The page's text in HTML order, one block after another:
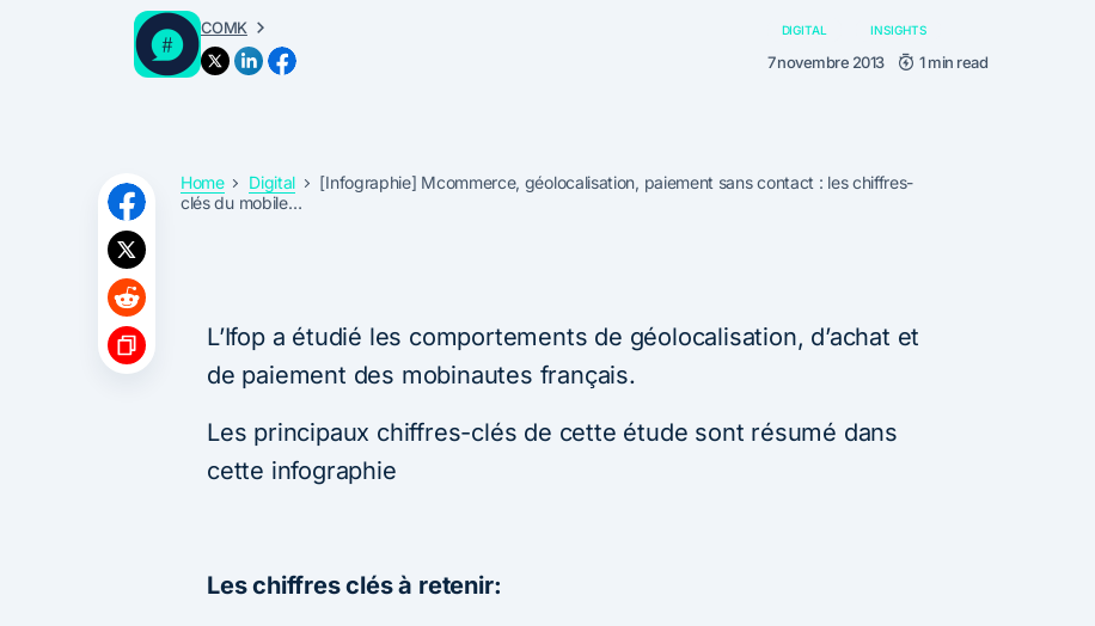
COMK DIGITAL INSIGHTS
7 novembre 2013 1 min read
Home Digital
[Infographie] Mcommerce, géolocalisation, paiement sans contact : les chiffres-
clés du mobile…
L’Ifop a étudié les comportements de géolocalisation, d’achat et
de paiement des mobinautes français.
Les principaux chiffres-clés de cette étude sont résumé dans
cette infographie
Les chiffres clés à retenir: